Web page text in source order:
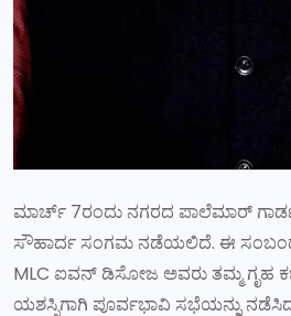
ಮಾರ್ಚ್ 7ರಂದು ನಗರದ ಪಾಲೆಮಾರ್
ಸೌಹಾರ್ದ ಸಂಗಮ ನಡೆಯಲಿದೆ. ಈ ಸಂಬಂಧ
MLC ಐವನ್ ಡಿಸೋಜ ಅವರು ತಮ್ಮ ಗೃಹ
ಯಶಸ್ಸಿಗಾಗಿ ಪೂರ್ವಭಾವಿ ಸಭೆಯನ್ನು